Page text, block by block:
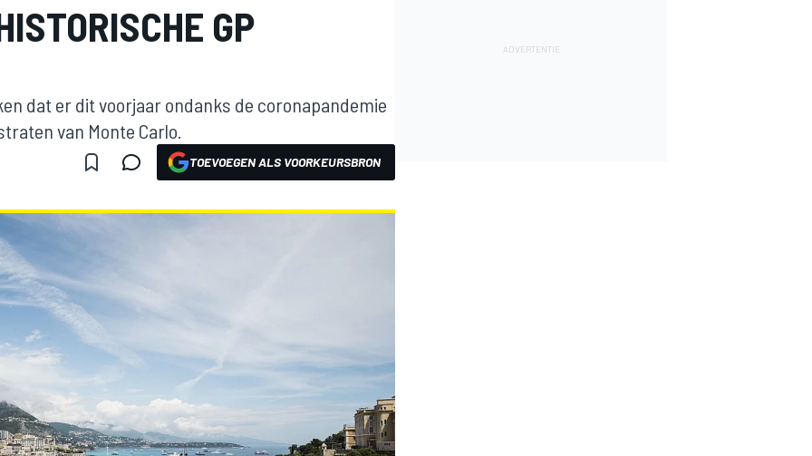
GP
dat er dit voorjaar ondanks de coronapandemie
van Monte Carlo.
TOEVOEGEN ALS VOORKEURSBRON